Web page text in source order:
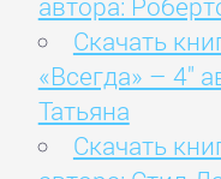
Скачать
«Всегда» – 4"
Татьяна
Скачать